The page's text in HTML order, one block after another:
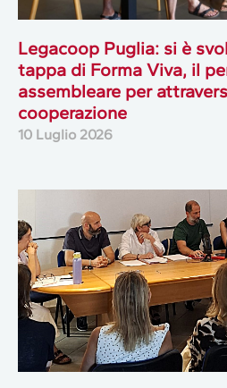
Legacoop Puglia: si è
tappa di Forma Viva, il
assembleare per
cooperazione
10 Luglio 2026